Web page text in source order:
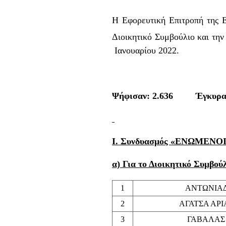
Η Εφορευτική Επιτροπή της
Διοικητικό Συμβούλιο και
Ιανουαρίου 2022.
Ψήφισαν: 2.636 Έγκυρα:
Ι. Συνδυασμός
α) Για το Διοικητικό
1
2
ΑΓΑΤΣΑ
3
ΓΑΒΑΛΑΣ